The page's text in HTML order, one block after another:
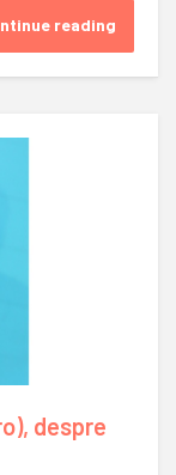
reading
despre